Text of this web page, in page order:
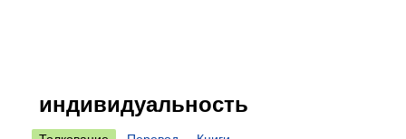
индивидуальность